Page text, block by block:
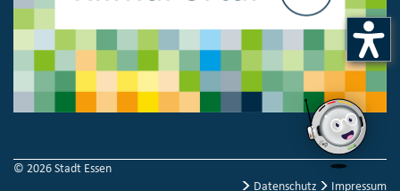
© 2026 Stadt Essen
Datenschutz
Impressum